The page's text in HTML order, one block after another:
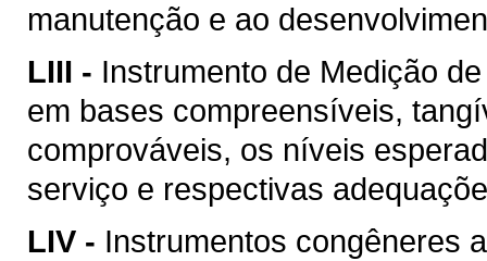
manutenção e ao
LIII - Instrumento de Medição
em bases compreensíveis,
comprováveis, os níveis
serviço e respectivas
LIV - Instrumentos congêneres